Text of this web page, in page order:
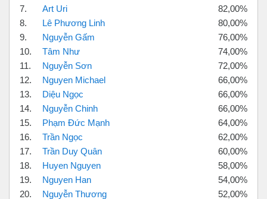
7.
Art Uri
82,00%
8.
Lê Phương Linh
80,00%
9.
Nguyễn Gấm
76,00%
10.
Tâm Như
74,00%
11.
Nguyễn Sơn
72,00%
12.
Nguyen Michael
66,00%
13.
Diệu Ngọc
66,00%
14.
Nguyễn Chinh
66,00%
15.
Phạm Đức Mạnh
64,00%
16.
Trần Ngọc
62,00%
17.
Trần Duy Quân
60,00%
18.
Huyen Nguyen
58,00%
19.
Nguyen Han
54,00%
20.
Nguyễn Thương 52,00%